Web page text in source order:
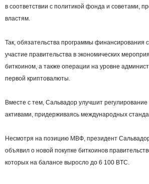
в соответствии с политикой фонда и советами,
властям.
Так, обязательства программы финансирования
участие правительства в экономических
биткоином, а также операции на уровне
первой криптовалюты.
Вместе с тем, Сальвадор улучшит
активами, придерживаясь международных
Несмотря на позицию МВФ, президент
объявил о новой покупке биткоинов
которых на балансе выросло до 6 100 BTC.